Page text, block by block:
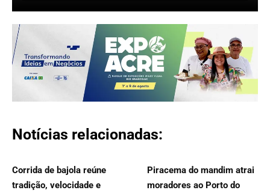
Notícias relacionadas:
Corrida de bajola reúne
tradição, velocidade e
Piracema do mandim atrai
moradores ao Porto do